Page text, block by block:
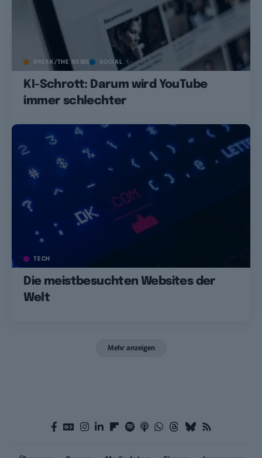
BREAK/THE NEWS SOCIAL
KI-Schrott: Darum wird YouTube
immer schlechter
TECH
Die meistbesuchten Websites der
Welt
Mehr anzeigen